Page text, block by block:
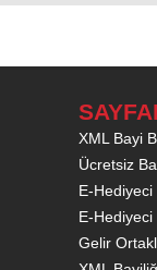
XML Bayi
Ücretsiz
E-Hediyeci
E-
Gelir